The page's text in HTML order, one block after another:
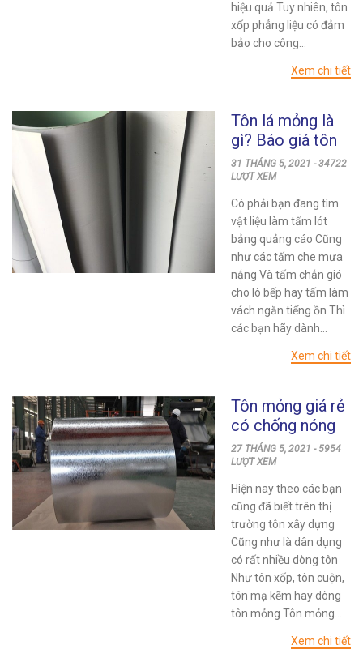
hiệu quả Tuy nhiên, tôn
xốp phẳng liệu có đảm
bảo cho công...
Xem chi tiết
Tôn lá mỏng là
gì? Báo giá tôn
lá mỏng mới
nhất hiện nay
31 THÁNG 5, 2021 - 34722
LƯỢT XEM
Có phải bạn đang tìm
vật liệu làm tấm lót
bảng quảng cáo Cũng
như các tấm che mưa
nắng Và tấm chắn gió
cho lò bếp hay tấm làm
vách ngăn tiếng ồn Thì
các bạn hãy dành...
Xem chi tiết
Tôn mỏng giá rẻ
có chống nóng
không? Báo giá
tôn mỏng 24h
27 THÁNG 5, 2021 - 5954
LƯỢT XEM
Hiện nay theo các bạn
cũng đã biết trên thị
trường tôn xây dựng
Cũng như là dân dụng
có rất nhiều dòng tôn
Như tôn xốp, tôn cuộn,
tôn mạ kẽm hay dòng
tôn mỏng Tôn mỏng...
Xem chi tiết